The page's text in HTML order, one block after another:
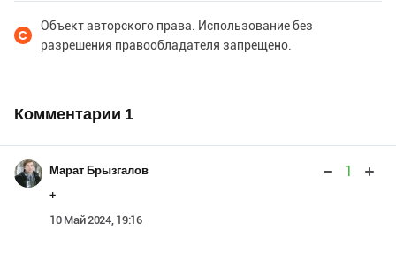
Объект авторского права. Использование без
разрешения правообладателя запрещено.
Комментарии 1
Марат Брызгалов 1
+
10 Май 2024, 19:16